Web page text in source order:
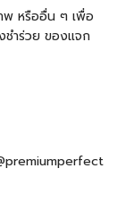
พ หรืออื่น ๆ เพื่อ
ำร่วย ของแจก